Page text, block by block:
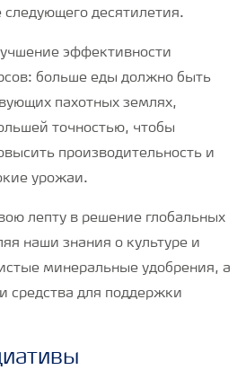
следующего десятилетия.
эффективности
больше еды должно быть
пахотных землях,
точностью, чтобы
производительность и
урожаи.
лепту в решение глобальных
наши знания о культуре и
минеральные удобрения, а
средства для поддержки